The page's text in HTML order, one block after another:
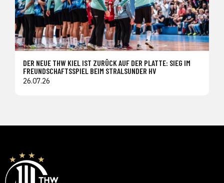
DER NEUE THW KIEL IST ZURÜCK AUF DER PLATTE: SIEG IM
FREUNDSCHAFTSSPIEL BEIM STRALSUNDER HV
26.07.26